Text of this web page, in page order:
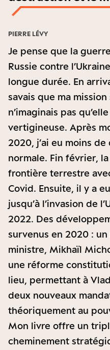
Je pense que la
Russie contre
longue durée. En
savais que ma
n’imaginais pas
vertigineuse. Après
2020, j’ai eu moins
normale. Fin février,
frontière terrestre
Covid. Ensuite, il y a
jusqu’à l’invasion de
2022. Des
survenus en 2020 :
ministre, Mikhaïl
une réforme
lieu, permettant à
deux nouveaux
théoriquement au
Mon livre offre un
cheminement
PIERRE LÉVY